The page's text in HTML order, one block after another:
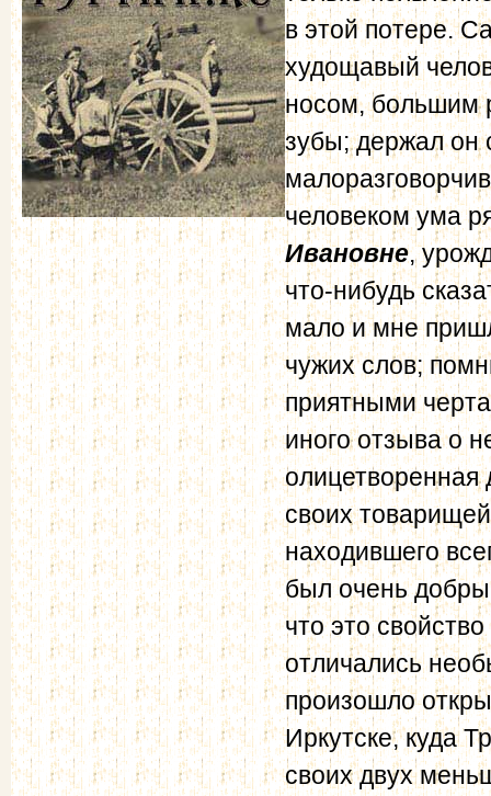
в этой потере.
худощавый
носом, большим
зубы; держал он
человеком ума
Ивановне,
что-нибудь
мало и мне
чужих слов;
приятными
иного отзыва о
олицетворенная
своих
находившего
был очень
что это
отличались
произошло
Иркутске, куда
своих двух